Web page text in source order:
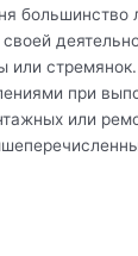
большинство
или
при
или